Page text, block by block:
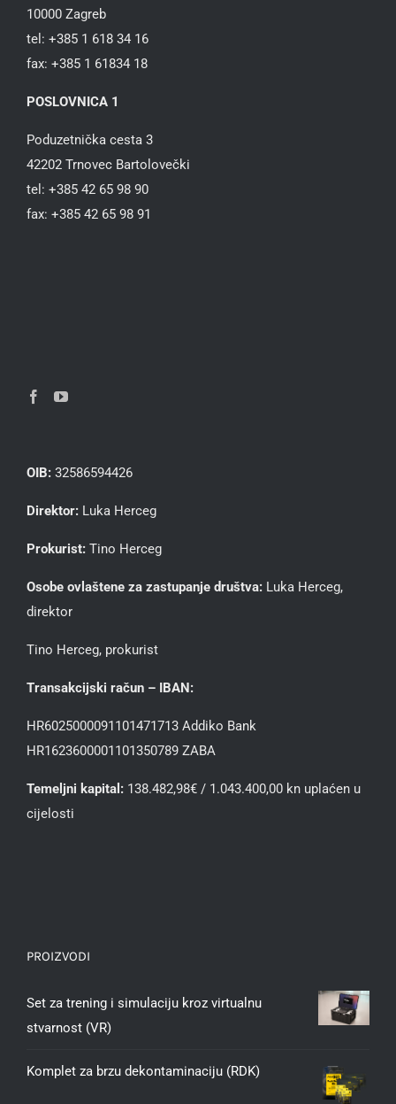
10000 Zagreb
tel: +385 1 618 34 16
fax: +385 1 61834 18
POSLOVNICA 1
Poduzetnička cesta 3
42202 Trnovec Bartolovečki
tel: +385 42 65 98 90
fax: +385 42 65 98 91
OIB: 32586594426
Direktor: Luka Herceg
Prokurist: Tino Herceg
Osobe ovlaštene za zastupanje društva: Luka Herceg,
direktor
Tino Herceg, prokurist
Transakcijski račun – IBAN:
HR6025000091101471713 Addiko Bank
HR1623600001101350789 ZABA
Temeljni kapital: 138.482,98€ / 1.043.400,00 kn uplaćen u
cijelosti
PROIZVODI
Set za trening i simulaciju kroz virtualnu
stvarnost (VR)
Komplet za brzu dekontaminaciju (RDK)